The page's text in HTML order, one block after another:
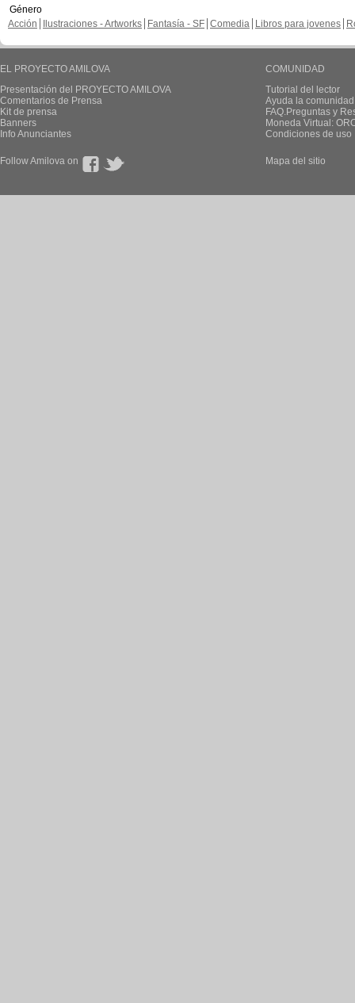
Género
Acción
Ilustraciones - Artworks Fantasía - SF Comedia Libros para jovenes
EL PROYECTO AMILOVA
Presentación del PROYECTO AMILOVA
Comentarios de Prensa
Kit de prensa
Banners
Info Anunciantes
COMUNIDAD
Tutorial del lector
Ayuda la
FAQ.Preguntas y
Moneda Virtual:
Condiciones de uso
Follow Amilova on Mapa del sitio